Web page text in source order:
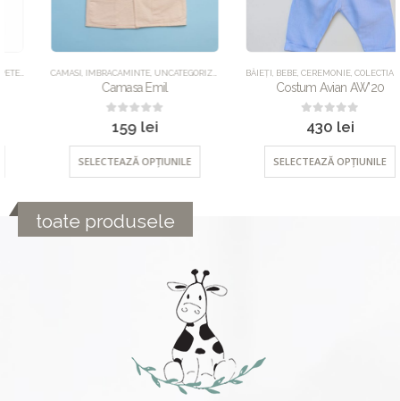
CAMASI ,IMBRACAMINTE,UNCATEGORIZED
Camasa Emil
out of 5lei
SELECTEAZĂ OPȚIUNILE
BEBE,CEREMONIE,COLECTIA CRACIUN
Costum Avian AW’20
out of 5
lei
SELECTEAZĂ OPȚIUNILE
toate produsele